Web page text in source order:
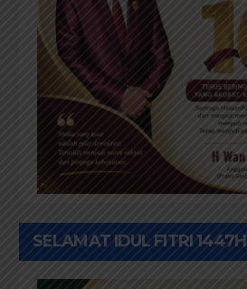
SELAMAT IDUL FITRI 1447H